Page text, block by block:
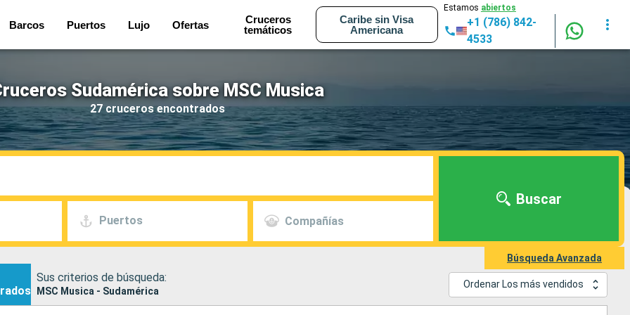
Barcos Puertos Lujo Ofertas
Cruceros
temáticos
Caribe sin Visa
Americana
Estamos abiertos
+1 (786) 842-
4533
Sudamérica sobre MSC Musica
27 cruceros encontrados
Puertos Compañías
Buscar
Búsqueda Avanzada
Sus criterios de búsqueda:
MSC Musica - Sudamérica
Ordenar Los más vendidos